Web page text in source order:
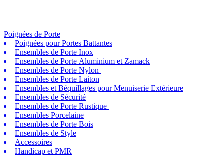
Poignées de Porte
Poignées pour Portes Battantes
Ensembles de Porte Inox
Ensembles de Porte Aluminium et Zamack
Ensembles de Porte Nylon
Ensembles de Porte Laiton
Ensembles et Béquillages pour Menuiserie Extérieure
Ensembles de Sécurité
Ensembles de Porte Rustique
Ensembles Porcelaine
Ensembles de Porte Bois
Ensembles de Style
Accessoires
Handicap et PMR